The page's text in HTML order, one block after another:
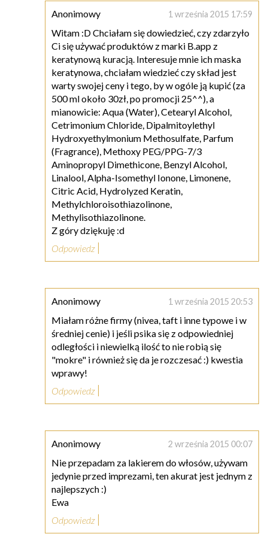
Anonimowy 1 września 2015 17:59
Witam :D Chciałam się dowiedzieć, czy zdarzyło
Ci się używać produktów z marki B.app z
keratynową kuracją. Interesuje mnie ich maska
keratynowa, chciałam wiedzieć czy skład jest
warty swojej ceny i tego, by w ogóle ją kupić (za
500 ml około 30zł, po promocji 25^^), a
mianowicie: Aqua (Water), Cetearyl Alcohol,
Cetrimonium Chloride, Dipalmitoylethyl
Hydroxyethylmonium Methosulfate, Parfum
(Fragrance), Methoxy PEG/PPG-7/3
Aminopropyl Dimethicone, Benzyl Alcohol,
Linalool, Alpha-Isomethyl Ionone, Limonene,
Citric Acid, Hydrolyzed Keratin,
Methylchloroisothiazolinone,
Methylisothiazolinone.
Z góry dziękuję :d
Odpowiedz
Anonimowy 1 września 2015 20:53
Miałam różne firmy (nivea, taft i inne typowe i w
średniej cenie) i jeśli psika się z odpowiedniej
odległości i niewielką ilość to nie robią się
"mokre" i również się da je rozczesać :) kwestia
wprawy!
Odpowiedz
Anonimowy 2 września 2015 00:07
Nie przepadam za lakierem do włosów, używam
jedynie przed imprezami, ten akurat jest jednym z
najlepszych :)
Ewa
Odpowiedz